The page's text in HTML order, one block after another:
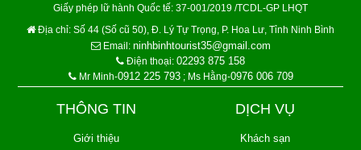
Giấy phép lữ hành Quốc tế: 37-001/2019 /TCDL-GP LHQT
Địa chỉ: Số 44 (Số cũ 50), Đ. Lý Tự Trọng, P. Hoa Lư, Tỉnh Ninh Bình
Email: ninhbinhtourist35@gmail.com
Điện thoại: 02293 875 158
Mr Minh-0912 225 793; Ms Hằng-0976 006 709
THÔNG TIN
Giới thiệu
DỊCH VỤ
Khách sạn